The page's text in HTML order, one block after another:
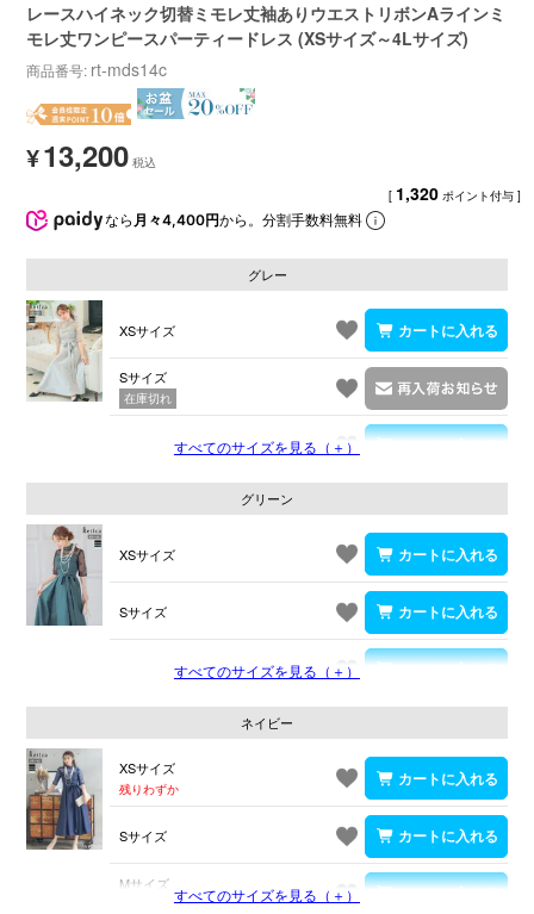
レースハイネック切替ミモレ丈袖ありウエストリボンAラインミ
モレ丈ワンピースパーティードレス (XSサイズ～4Lサイズ)
商品番号 rt-mds14c
¥13,200
[ 1,320 ポイント付与 ]
なら 月々4,400円から。分割手数料無料
グレー
XSサイズ
Sサイズ
在庫切れ
すべてのサイズを見る（＋）
グリーン
XSサイズ
Sサイズ
すべてのサイズを見る（＋）
ネイビー
XSサイズ
残りわずか
Sサイズ
Mサイズ
残りわずかすべてのサイズを見る（＋）